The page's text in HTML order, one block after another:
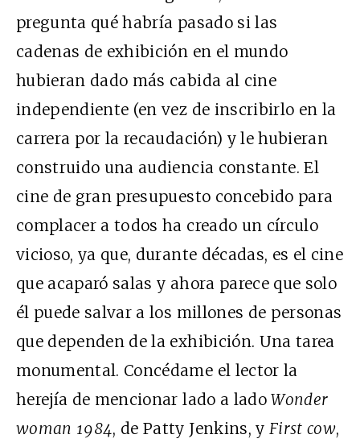
pregunta qué habría pasado si las
cadenas de exhibición en el mundo
hubieran dado más cabida al cine
independiente (en vez de inscribirlo en la
carrera por la recaudación) y le hubieran
construido una audiencia constante. El
cine de gran presupuesto concebido para
complacer a todos ha creado un círculo
vicioso, ya que, durante décadas, es el cine
que acaparó salas y ahora parece que solo
él puede salvar a los millones de personas
que dependen de la exhibición. Una tarea
monumental. Concédame el lector la
herejía de mencionar lado a ladoWonder
woman 1984, de Patty Jenkins, y First cow,